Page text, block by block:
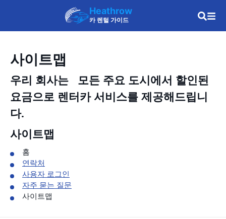
Heathrow
카 렌털 가이드
사이트맵
우리 회사는
모든 주요 도시에서 할인된
요금으로 렌터카 서비스를 제공해드립니
다.
사이트맵
홈
연락처
사용자 로그인
자주 묻는 질문
사이트맵